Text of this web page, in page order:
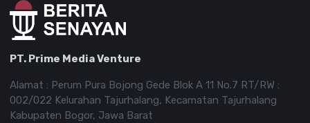
PT. Prime Media Venture
Alamat : Perum Pura Bojong Gede Blok A 11 No.7 RT/RW :
002/022 Kelurahan Tajurhalang, Kecamatan Tajurhalang
Kabupaten Bogor, Jawa Barat